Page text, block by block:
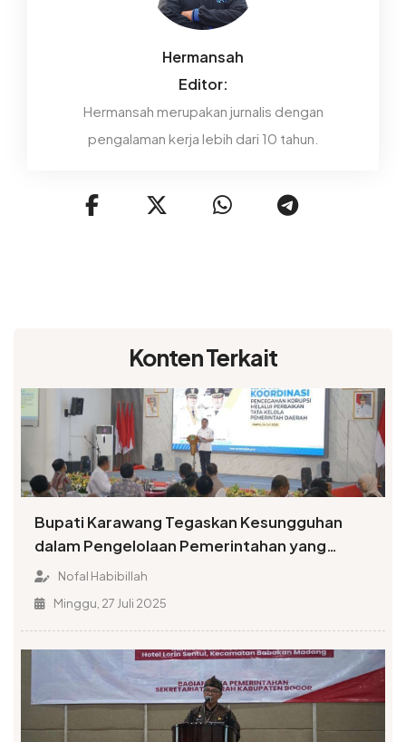
Hermansah
Editor:
Hermansah merupakan jurnalis dengan
pengalaman kerja lebih dari 10 tahun.
Konten Terkait
Bupati Karawang Tegaskan Kesungguhan
dalam Pengelolaan Pemerintahan yang
Terbuka
Nofal Habibillah
Minggu, 27 Juli 2025